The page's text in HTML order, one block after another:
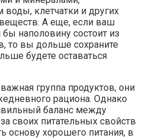
клетчатки и других
А еще, если ваш
наполовину состоит из
то вы дольше сохраните
будете оставаться
группа продуктов, они
рациона. Однако
баланс между
своих питательных свойств
основу хорошего питания, в